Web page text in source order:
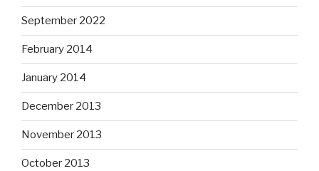
September 2022
February 2014
January 2014
December 2013
November 2013
October 2013